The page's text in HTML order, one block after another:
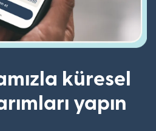
küresel
yapın